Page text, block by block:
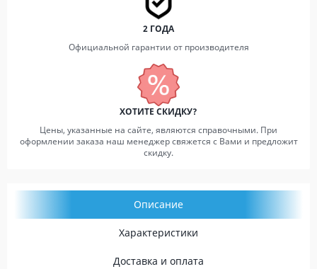
2 ГОДА
Официальной гарантии от производителя
ХОТИТЕ СКИДКУ?
Цены, указанные на сайте, являются справочными. При
оформлении заказа наш менеджер свяжется с Вами и предложит
скидку.
Описание
Характеристики
Доставка и оплата